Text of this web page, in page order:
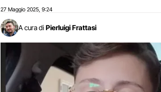
27 Maggio 2025 9:24
A cura di Pierluigi Frattasi